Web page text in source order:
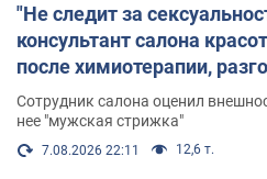
"Не следит за
консультант салона
после химиотерапии,
Сотрудник салона оценил
нее "мужская стрижка"
7.08.2026 22:11 12,6 т.